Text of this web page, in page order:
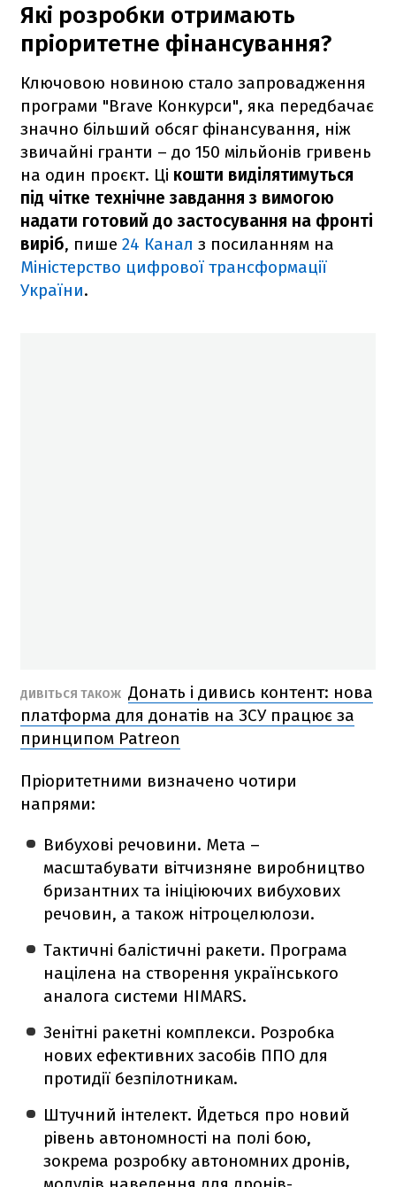
Які розробки отримають
пріоритетне фінансування?
Ключовою новиною стало запровадження
програми "Brave Конкурси", яка передбачає
значно більший обсяг фінансування, ніж
звичайні гранти – до 150 мільйонів гривень
на один проєкт. Ці кошти виділятимуться
під чітке технічне завдання з вимогою
надати готовий до застосування на фронті
виріб, пише 24 Канал з посиланням на
Міністерство цифрової трансформації
України.
ДИВІТЬСЯ ТАКОЖ Донать і дивись контент: нова
платформа для донатів на ЗСУ працює за
принципом Patreon
Пріоритетними визначено чотири
напрями:
Вибухові речовини. Мета –
масштабувати вітчизняне виробництво
бризантних та ініціюючих вибухових
речовин, а також нітроцелюлози.
Тактичні балістичні ракети. Програма
націлена на створення українського
аналога системи HIMARS.
Зенітні ракетні комплекси. Розробка
нових ефективних засобів ППО для
протидії безпілотникам.
Штучний інтелект. Йдеться про новий
рівень автономності на полі бою,
зокрема розробку автономних дронів,